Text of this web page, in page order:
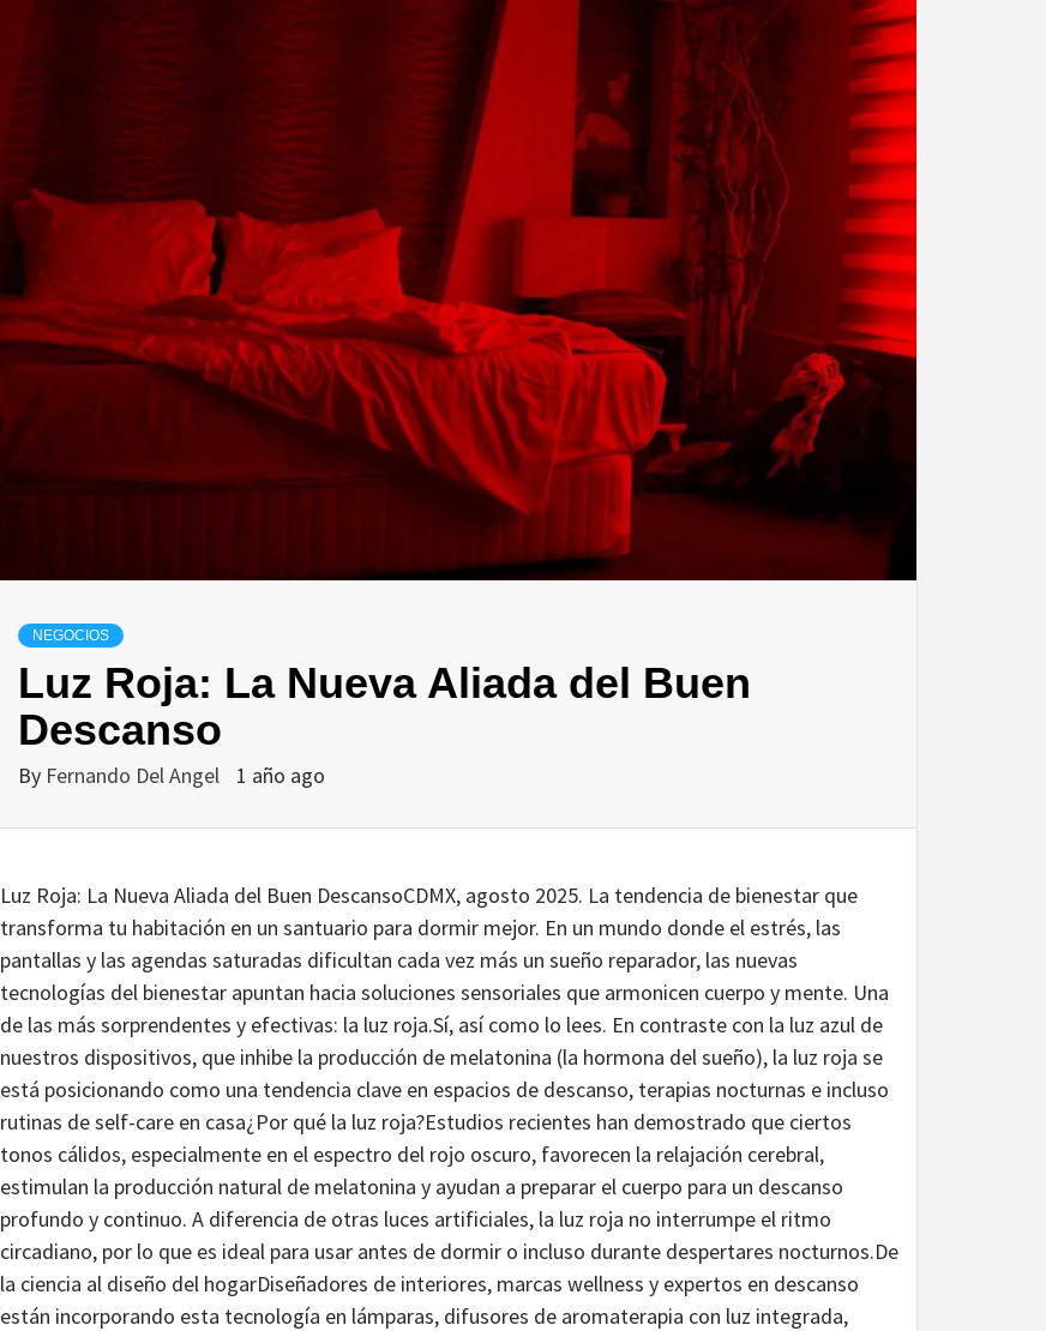
NEGOCIOS
Luz Roja: La Nueva Aliada del Buen
Descanso
By Fernando Del Angel 1 año ago
Luz Roja: La Nueva Aliada del Buen DescansoCDMX, agosto 2025. La tendencia de bienestar que
transforma tu habitación en un santuario para dormir mejor. En un mundo donde el estrés, las
pantallas y las agendas saturadas dificultan cada vez más un sueño reparador, las nuevas
tecnologías del bienestar apuntan hacia soluciones sensoriales que armonicen cuerpo y mente. Una
de las más sorprendentes y efectivas: la luz roja.Sí, así como lo lees. En contraste con la luz azul de
nuestros dispositivos, que inhibe la producción de melatonina (la hormona del sueño), la luz roja se
está posicionando como una tendencia clave en espacios de descanso, terapias nocturnas e incluso
rutinas de self-care en casa¿Por qué la luz roja?Estudios recientes han demostrado que ciertos
tonos cálidos, especialmente en el espectro del rojo oscuro, favorecen la relajación cerebral,
estimulan la producción natural de melatonina y ayudan a preparar el cuerpo para un descanso
profundo y continuo. A diferencia de otras luces artificiales, la luz roja no interrumpe el ritmo
circadiano, por lo que es ideal para usar antes de dormir o incluso durante despertares nocturnos.De
la ciencia al diseño del hogarDiseñadores de interiores, marcas wellness y expertos en descanso
están incorporando esta tecnología en lámparas, difusores de aromaterapia con luz integrada,